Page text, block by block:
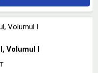
Volumul I